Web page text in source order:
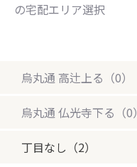
の宅配エリア選択
烏丸通 高辻上る（0）
烏丸通 仏光寺下る（0）
丁目なし（2）